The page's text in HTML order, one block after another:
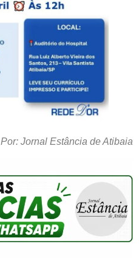
Por: Jornal Estância de Atibaia